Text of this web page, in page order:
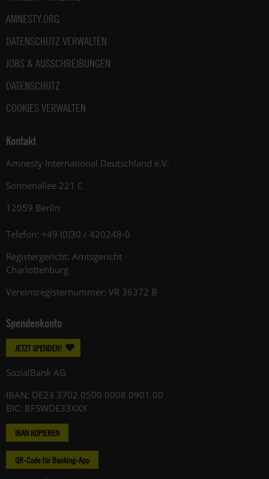
AMNESTY.ORG
DATENSCHUTZ VERWALTEN
JOBS & AUSSCHREIBUNGEN
DATENSCHUTZ
COOKIES VERWALTEN
Kontakt
Amnesty International Deutschland e.V.
Sonnenallee 221 C
12059 Berlin
Telefon: +49 (0)30 / 420248-0
Registergericht: Amtsgericht
Charlottenburg
Vereinsregisternummer: VR 36372 B
Spendenkonto
JETZT SPENDEN!
SozialBank AG
IBAN: DE23 3702 0500 0008 0901 00
BIC: BFSWDE33XXX
IBAN KOPIEREN
QR-Code für Banking-App